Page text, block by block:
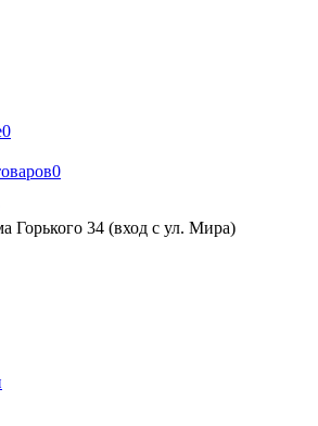
0
0
Горького 34 (вход с ул. Мира)